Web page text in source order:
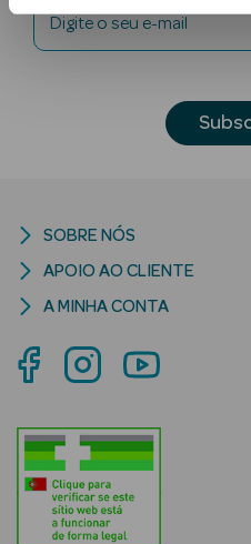
Solares
Lábios
Solares Bebé e
Criança
Digite o seu e-mail
SOBRE NÓS
APOIO AO CLIENTE
A MINHA CONTA